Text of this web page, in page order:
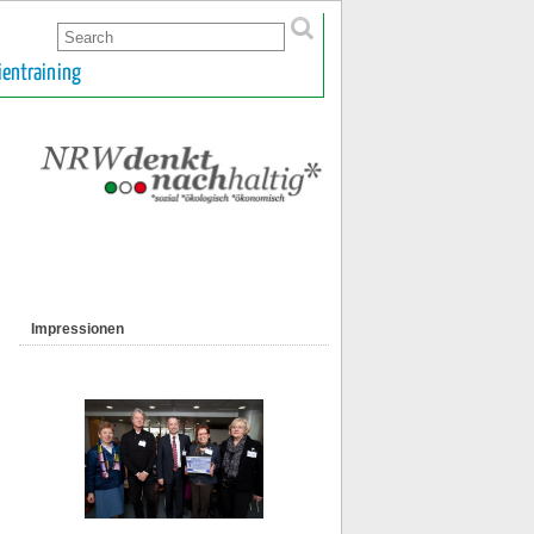
Impressionen